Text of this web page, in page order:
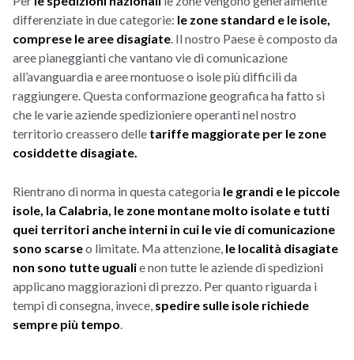
differenziate in due categorie: le zone standard e le isole,
comprese le aree disagiate . Il nostro Paese è composto da
aree pianeggianti che vantano vie di comunicazione
all’avanguardia e aree montuose o isole più difficili da
raggiungere. Questa conformazione geografica ha fatto sì
che le varie aziende spedizioniere operanti nel nostro
territorio creassero delle tariffe maggiorate per le zone
cosiddette disagiate.
Rientrano di norma in questa categoria le grandi e le piccole
isole, la Calabria, le zone montane molto isolate e tutti
quei territori anche interni in cui le vie di comunicazione
sono scarseo limitate. Ma attenzione, le località disagiate
non sono tutte ugualie non tutte le aziende di spedizioni
applicano maggiorazioni di prezzo. Per quanto riguarda i
tempi di consegna, invece, spedire sulle isole richiede
sempre più tempo